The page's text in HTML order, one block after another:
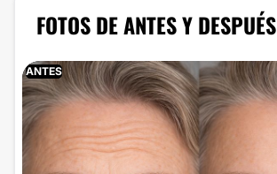
FOTOS DE ANTES Y DESPUÉS
ANTES